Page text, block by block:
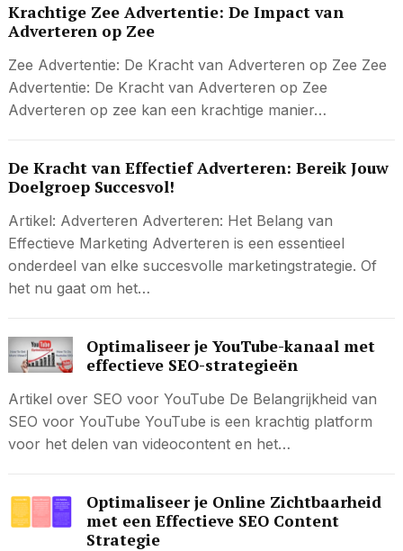
Krachtige Zee Advertentie: De Impact van
Adverteren op Zee
Zee Advertentie: De Kracht van Adverteren op Zee Zee
Advertentie: De Kracht van Adverteren op Zee
Adverteren op zee kan een krachtige manier…
De Kracht van Effectief Adverteren: Bereik Jouw
Doelgroep Succesvol!
Artikel: Adverteren Adverteren: Het Belang van
Effectieve Marketing Adverteren is een essentieel
onderdeel van elke succesvolle marketingstrategie. Of
het nu gaat om het…
Optimaliseer je YouTube-kanaal met
effectieve SEO-strategieën
Artikel over SEO voor YouTube De Belangrijkheid van
SEO voor YouTube YouTube is een krachtig platform
voor het delen van videocontent en het…
Optimaliseer je Online Zichtbaarheid
met een Effectieve SEO Content
Strategie